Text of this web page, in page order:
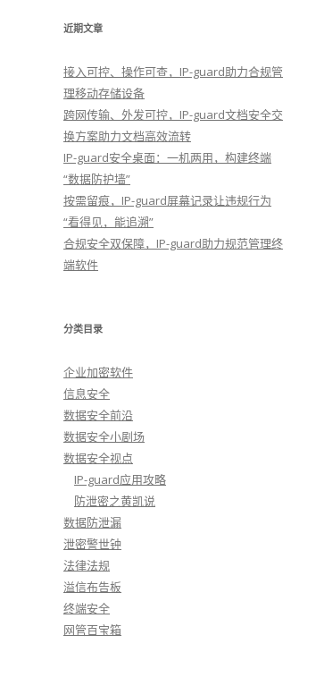
近期文章
接入可控、操作可查，IP-guard助力合规管
理移动存储设备
跨网传输、外发可控，IP-guard文档安全交
换方案助力文档高效流转
IP-guard安全桌面：一机两用，构建终端
“数据防护墙”
按需留痕，IP-guard屏幕记录让违规行为
“看得见，能追溯”
合规安全双保障，IP-guard助力规范管理终
端软件
分类目录
企业加密软件
信息安全
数据安全前沿
数据安全小剧场
数据安全视点
IP-guard应用攻略
防泄密之黄凯说
数据防泄漏
泄密警世钟
法律法规
溢信布告板
终端安全
网管百宝箱